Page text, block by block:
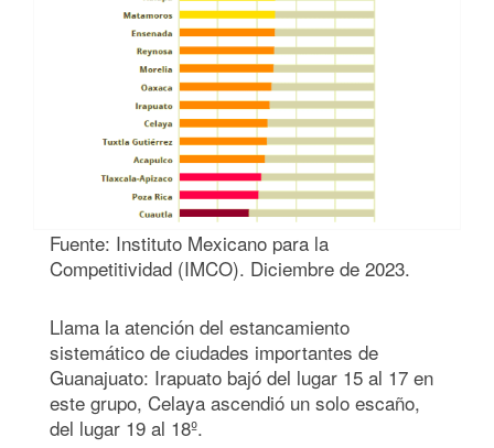
Fuente: Instituto Mexicano para la
Competitividad (IMCO). Diciembre de 2023.
Llama la atención del estancamiento
sistemático de ciudades importantes de
Guanajuato: Irapuato bajó del lugar 15 al 17 en
este grupo, Celaya ascendió un solo escaño,
del lugar 19 al 18º.